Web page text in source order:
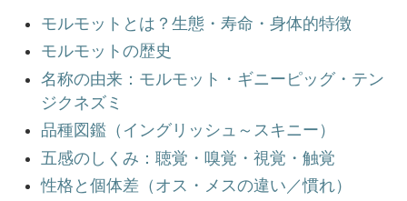
モルモットとは？生態・寿命・身体的特徴
モルモットの歴史
名称の由来：モルモット・ギニーピッグ・テン
ジクネズミ
品種図鑑（イングリッシュ～スキニー）
五感のしくみ：聴覚・嗅覚・視覚・触覚
性格と個体差（オス・メスの違い／慣れ）